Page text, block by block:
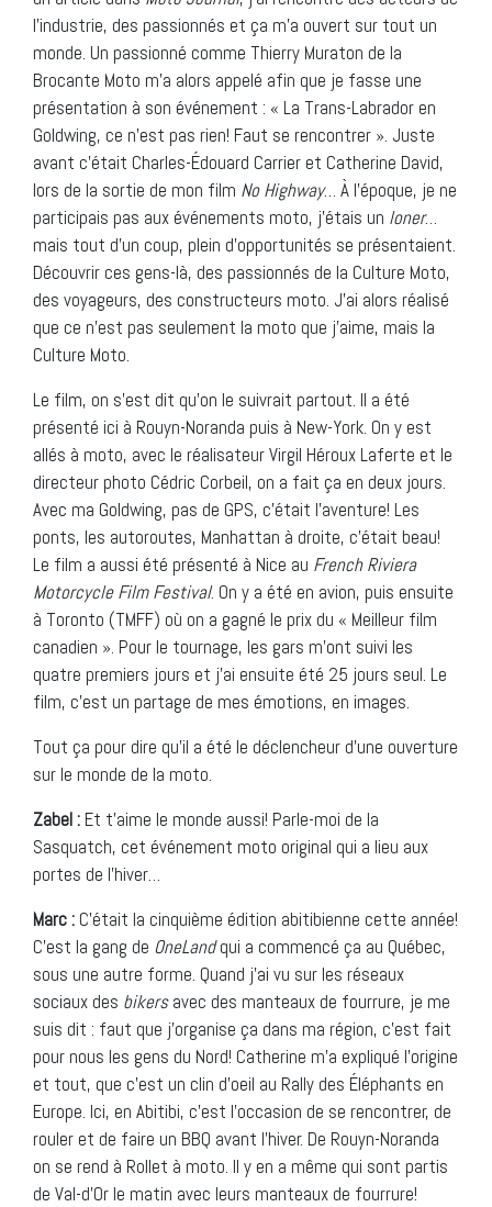
l’industrie, des passionnés et ça m’a ouvert sur tout un
monde. Un passionné comme Thierry Muraton de la
Brocante Moto m’a alors appelé afin que je fasse une
présentation à son événement : « La Trans-Labrador en
Goldwing, ce n’est pas rien! Faut se rencontrer ». Juste
avant c’était Charles-Édouard Carrier et Catherine David,
lors de la sortie de mon film No Highway… À l’époque, je ne
participais pas aux événements moto, j’étais un loner…
mais tout d’un coup, plein d’opportunités se présentaient.
Découvrir ces gens-là, des passionnés de la Culture Moto,
des voyageurs, des constructeurs moto. J’ai alors réalisé
que ce n’est pas seulement la moto que j’aime, mais la
Culture Moto.
Le film, on s’est dit qu’on le suivrait partout. Il a été
présenté ici à Rouyn-Noranda puis à New-York. On y est
allés à moto, avec le réalisateur Virgil Héroux Laferte et le
directeur photo Cédric Corbeil, on a fait ça en deux jours.
Avec ma Goldwing, pas de GPS, c’était l’aventure! Les
ponts, les autoroutes, Manhattan à droite, c’était beau!
Le film a aussi été présenté à Nice au French Riviera
Motorcycle Film Festival. On y a été en avion, puis ensuite
à Toronto (TMFF) où on a gagné le prix du « Meilleur film
canadien ». Pour le tournage, les gars m’ont suivi les
quatre premiers jours et j’ai ensuite été 25 jours seul. Le
film, c’est un partage de mes émotions, en images.
Tout ça pour dire qu’il a été le déclencheur d’une ouverture
sur le monde de la moto.
Zabel : Et t’aime le monde aussi! Parle-moi de la
Sasquatch, cet événement moto original qui a lieu aux
portes de l’hiver…
Marc : C’était la cinquième édition abitibienne cette année!
C’est la gang de OneLandqui a commencé ça au Québec,
sous une autre forme. Quand j’ai vu sur les réseaux
sociaux des bikersavec des manteaux de fourrure, je me
suis dit : faut que j’organise ça dans ma région, c’est fait
pour nous les gens du Nord! Catherine m’a expliqué l’origine
et tout, que c’est un clin d’oeil au Rally des Éléphants en
Europe. Ici, en Abitibi, c’est l’occasion de se rencontrer, de
rouler et de faire un BBQ avant l’hiver. De Rouyn-Noranda
on se rend à Rollet à moto. Il y en a même qui sont partis
de Val-d’Or le matin avec leurs manteaux de fourrure!